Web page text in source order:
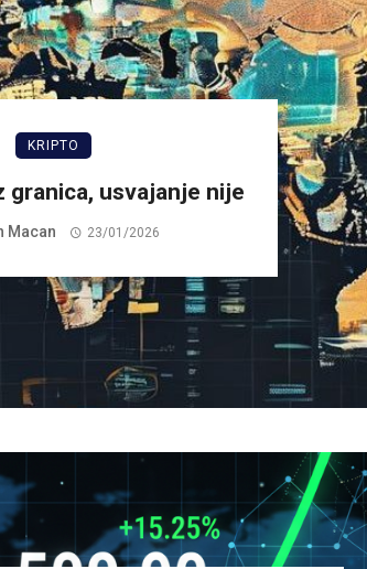
KRIPTO
granica, usvajanje nije
Macan 23/01/2026